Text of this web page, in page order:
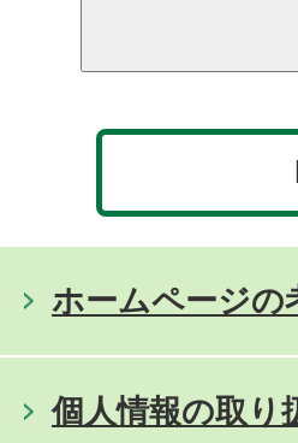
ホームページの
個人情報の取り